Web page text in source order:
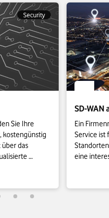
Security
Sie Ihre
kostengünstig
das
möchten.
SD-WAN
Ein
Service ist
eine